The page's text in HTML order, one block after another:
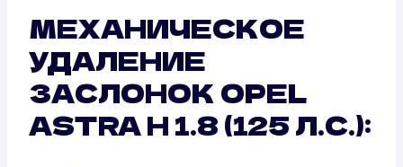
МЕХАНИЧЕСКОЕ
УДАЛЕНИЕ
ЗАСЛОНОК OPEL
ASTRA H 1.8 (125 Л.С.):